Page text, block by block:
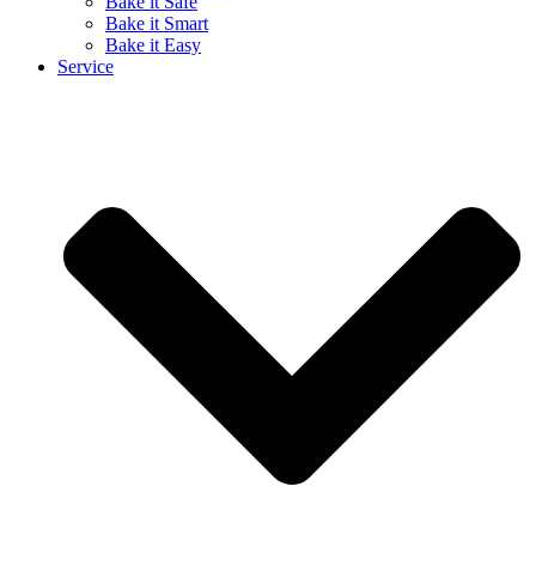
Bake it Smart
Bake it Easy
Service